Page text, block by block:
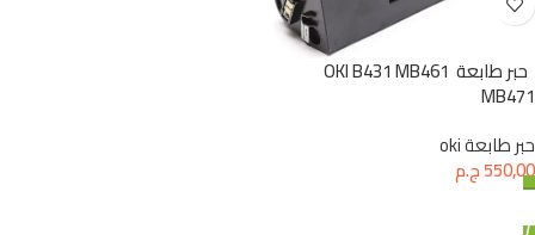
حبر طابعة OKI B431 MB461
MB471
حبر طابعة oki
550,00ج.م